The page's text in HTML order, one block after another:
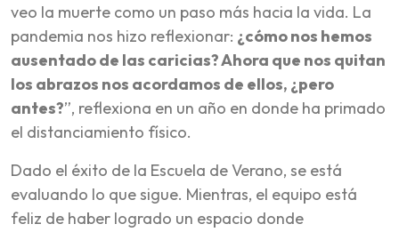
veo la muerte como un paso más hacia la vida. La
pandemia nos hizo reflexionar: ¿cómo nos hemos
ausentado de las caricias? Ahora que nos quitan
los abrazos nos acordamos de ellos, ¿pero
antes?”, reflexiona en un año en donde ha primado
el distanciamiento físico.
Dado el éxito de la Escuela de Verano, se está
evaluando lo que sigue. Mientras, el equipo está
feliz de haber logrado un espacio donde